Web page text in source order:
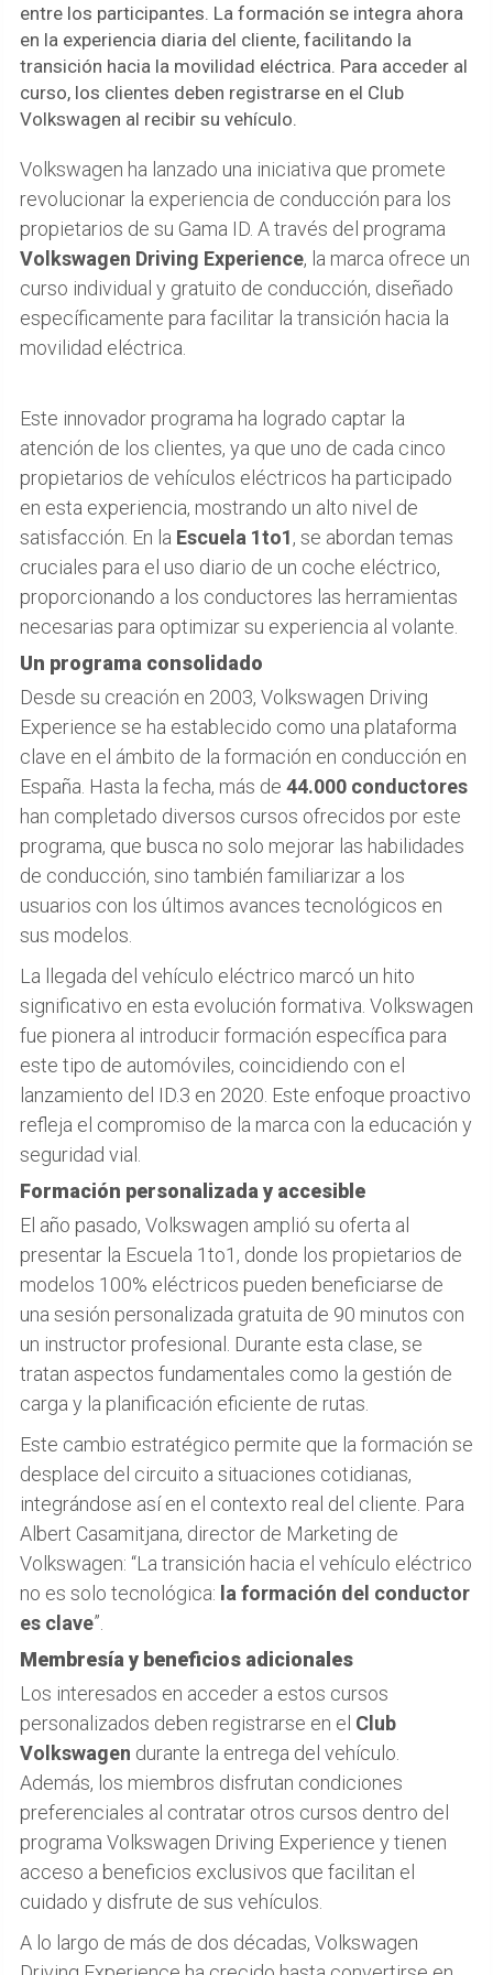
entre los participantes. La formación se integra ahora
en la experiencia diaria del cliente, facilitando la
transición hacia la movilidad eléctrica. Para acceder al
curso, los clientes deben registrarse en el Club
Volkswagen al recibir su vehículo.
Volkswagen ha lanzado una iniciativa que promete
revolucionar la experiencia de conducción para los
propietarios de su Gama ID. A través del programa
Volkswagen Driving Experience, la marca ofrece un
curso individual y gratuito de conducción, diseñado
específicamente para facilitar la transición hacia la
movilidad eléctrica.
Este innovador programa ha logrado captar la
atención de los clientes, ya que uno de cada cinco
propietarios de vehículos eléctricos ha participado
en esta experiencia, mostrando un alto nivel de
satisfacción. En la Escuela 1to1, se abordan temas
cruciales para el uso diario de un coche eléctrico,
proporcionando a los conductores las herramientas
necesarias para optimizar su experiencia al volante.
Un programa consolidado
Desde su creación en 2003, Volkswagen Driving
Experience se ha establecido como una plataforma
clave en el ámbito de la formación en conducción en
España. Hasta la fecha, más de 44.000 conductores
han completado diversos cursos ofrecidos por este
programa, que busca no solo mejorar las habilidades
de conducción, sino también familiarizar a los
usuarios con los últimos avances tecnológicos en
sus modelos.
La llegada del vehículo eléctrico marcó un hito
significativo en esta evolución formativa. Volkswagen
fue pionera al introducir formación específica para
este tipo de automóviles, coincidiendo con el
lanzamiento del ID.3 en 2020. Este enfoque proactivo
refleja el compromiso de la marca con la educación y
seguridad vial.
Formación personalizada y accesible
El año pasado, Volkswagen amplió su oferta al
presentar la Escuela 1to1, donde los propietarios de
modelos 100% eléctricos pueden beneficiarse de
una sesión personalizada gratuita de 90 minutos con
un instructor profesional. Durante esta clase, se
tratan aspectos fundamentales como la gestión de
carga y la planificación eficiente de rutas.
Este cambio estratégico permite que la formación se
desplace del circuito a situaciones cotidianas,
integrándose así en el contexto real del cliente. Para
Albert Casamitjana, director de Marketing de
Volkswagen: “La transición hacia el vehículo eléctrico
no es solo tecnológica: la formación del conductor
es clave”.
Membresía y beneficios adicionales
Los interesados en acceder a estos cursos
personalizados deben registrarse en el Club
Volkswagen durante la entrega del vehículo.
Además, los miembros disfrutan condiciones
preferenciales al contratar otros cursos dentro del
programa Volkswagen Driving Experience y tienen
acceso a beneficios exclusivos que facilitan el
cuidado y disfrute de sus vehículos.
A lo largo de más de dos décadas, Volkswagen